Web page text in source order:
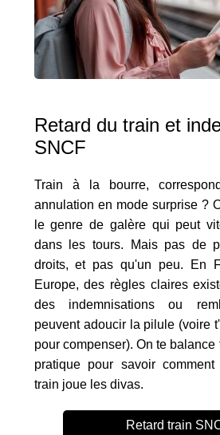
Retard du train et
SNCF
Train à la bourre,
annulation en mode surprise ?
le genre de galère qui peut
dans les tours. Mais pas de
droits, et pas qu'un peu. En
Europe, des règles claires
des indemnisations ou
peuvent adoucir la pilule (voire
pour compenser). On te
pratique pour savoir
train joue les divas.
Retard train